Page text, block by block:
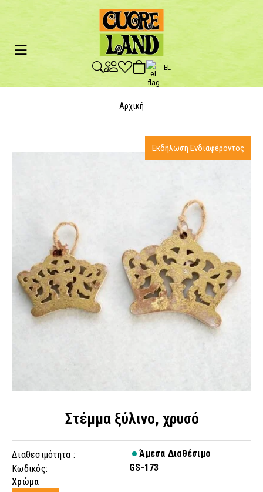
EL
Αρχική
Στέμμα ξύλινο, χρυσό
Διαθεσιμότητα :
Άμεσα Διαθέσιμο
Κωδικός:
GS-173
Χρώμα
Εκδήλωση Ενδιαφέροντος